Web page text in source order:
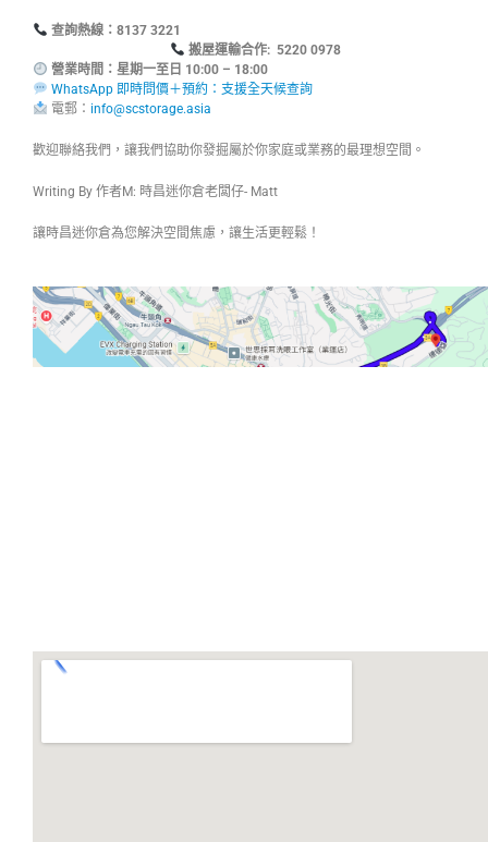
查詢熱線：
搬屋運輸合作: 5220 0978
營業時間：星期一至日 10:00 – 18:00
WhatsApp 即時問價＋預約：支援全天候查詢
電郵： info@scstorage.asia
歡迎聯絡我們，讓我們協助你發掘屬於你家庭或業務的最理想空間。
Writing By 作者M: 時昌迷你倉老闆仔- Matt
讓時昌迷你倉為您解決空間焦慮，讓生活更輕鬆！